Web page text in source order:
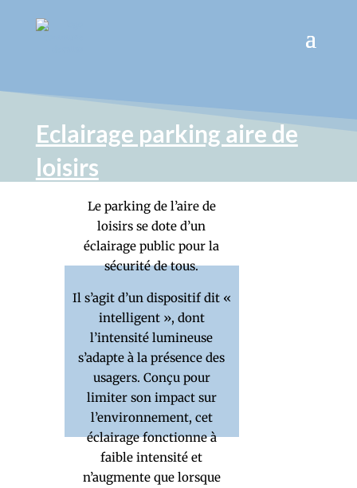
Eclairage parking aire de
loisirs
Le parking de l’aire de
loisirs se dote d’un
éclairage public pour la
sécurité de tous.
Il s’agit d’un dispositif dit «
intelligent », dont
l’intensité lumineuse
s’adapte à la présence des
usagers. Conçu pour
limiter son impact sur
l’environnement, cet
éclairage fonctionne à
faible intensité et
n’augmente que lorsque